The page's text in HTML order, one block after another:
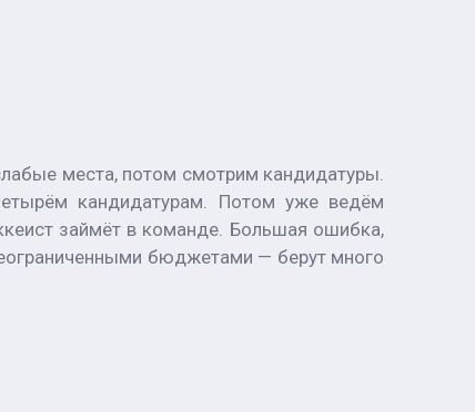
места, потом смотрим кандидатуры.
кандидатурам. Потом уже ведём
займёт в команде. Большая ошибка,
бюджетами — берут много